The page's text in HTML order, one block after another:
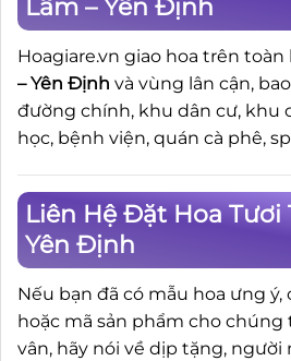
Lâm – Yên Định
Hoagiare.vn giao hoa trên
– Yên Định và vùng lân cận,
đường chính, khu dân cư, khu
học, bệnh viện, quán cà phê,
Liên Hệ Đặt Hoa Tươi
Yên Định
Nếu bạn đã có mẫu hoa ưng
hoặc mã sản phẩm cho chúng
vân, hãy nói về dịp tặng, người